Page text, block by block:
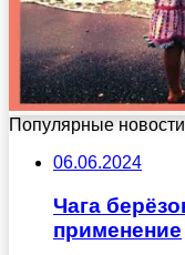
Популярные новости
06.06.2024
Чага
применение